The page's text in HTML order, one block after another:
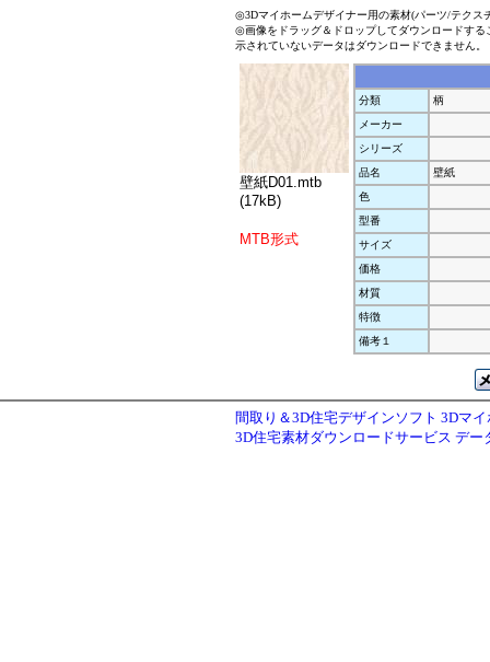
◎3Dマイホームデザイナー用の素材(パーツ/テクス
◎画像をドラッグ＆ドロップしてダウンロードす
示されていないデータはダウンロードできません。
壁紙D01.mtb
(17kB)
MTB形式
分類
柄
メーカー
シリーズ
品名
壁紙
色
型番
サイズ
価格
材質
特徴
備考１
間取り＆3D住宅デザインソフト 3Dマ
3D住宅素材ダウンロードサービス デー